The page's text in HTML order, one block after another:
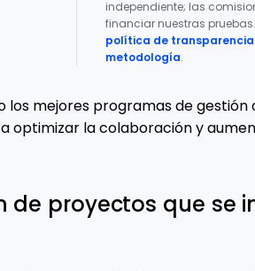
independiente; las
financiar nuestras
política de transparencia
metodología.
los mejores programas de gestión
optimizar la colaboración y
de proyectos que se